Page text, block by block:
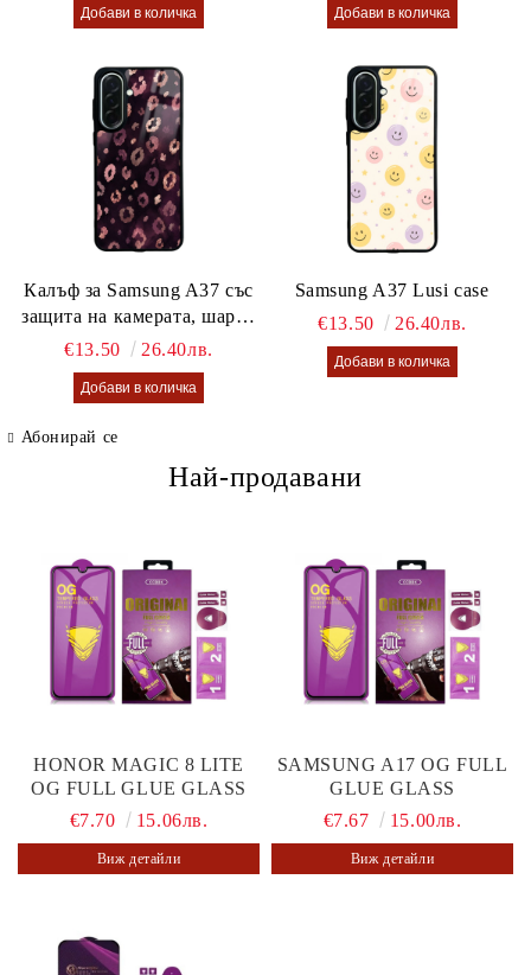
Калъф за Samsung A37 със
защита на камерата, шарен
калъф Lusi case
€13.50 26.40лв.
Samsung A37 Lusi case
€13.50
26.40лв.
Абонирай се
Най-продавани
HONOR MAGIC 8 LITE
OG FULL GLUE GLASS
€7.70
15.06лв.
Виж детайли
SAMSUNG A17 OG FULL
GLUE GLASS
€7.67
15.00лв.
Виж детайли